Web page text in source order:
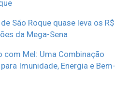
São Roque quase leva os R$
da Mega-Sena
com Mel: Uma Combinação
Imunidade, Energia e Bem-